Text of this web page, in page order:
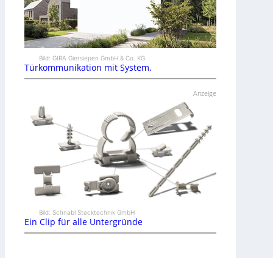
Bild: GIRA Giersiepen GmbH & Co. KG
Türkommunikation mit System.
Anzeige
Bild: Schnabl Stecktechnik GmbH
Ein Clip für alle Untergründe